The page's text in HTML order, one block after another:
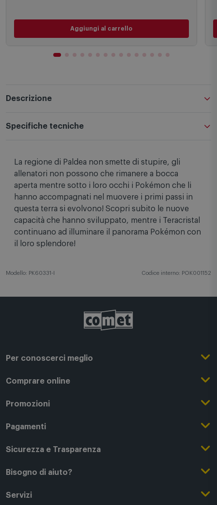
Aggiungi al carrello
Descrizione
Specifiche tecniche
La regione di Paldea non smette di stupire, gli
allenatori non possono che rimanere a bocca
aperta mentre sotto i loro occhi i Pokémon che li
hanno accompagnati nel muovere i primi passi in
questa terra si evolvono! Scopri subito le nuove
capacità che hanno sviluppato, mentre i Teracristal
continuano ad illuminare il panorama Pokémon con
il loro splendore!
Modello: PK60331-I Codice interno: POK001152
Per conoscerci meglio
Il Gruppo Comet
Punti di forza
Comprare online
Registrati su Comet
Acquista Online
Servizi aggiuntivi di consegna
Promozioni
Outlet
Black Friday
Pagamenti
Modalità di pagamento
Finanziamenti online
Sicurezza e Trasparenza
Condizioni generali di vendita
Garanzia Legale
Bisogno di aiuto?
Segui il tuo ordine
Servizi